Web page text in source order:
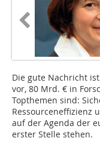
Die gute Nachricht
vor, 80 Mrd. € in
Topthemen sind:
Ressourceneffizienz
auf der Agenda der
erster Stelle stehen.